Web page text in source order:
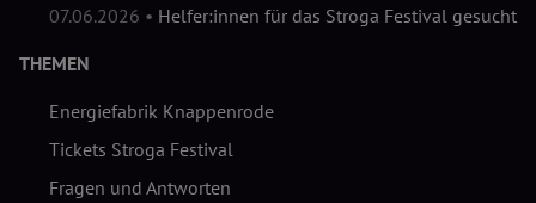
07.06.2026 • Helfer:innen für das Stroga Festival gesucht
THEMEN
Energiefabrik Knappenrode
Tickets Stroga Festival
Fragen und Antworten